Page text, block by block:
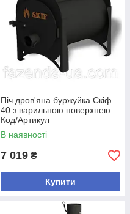
Піч дров'яна буржуйка Скіф
40 з варильною поверхнею
Код/Артикул
В наявності
7 019 ₴
Купити